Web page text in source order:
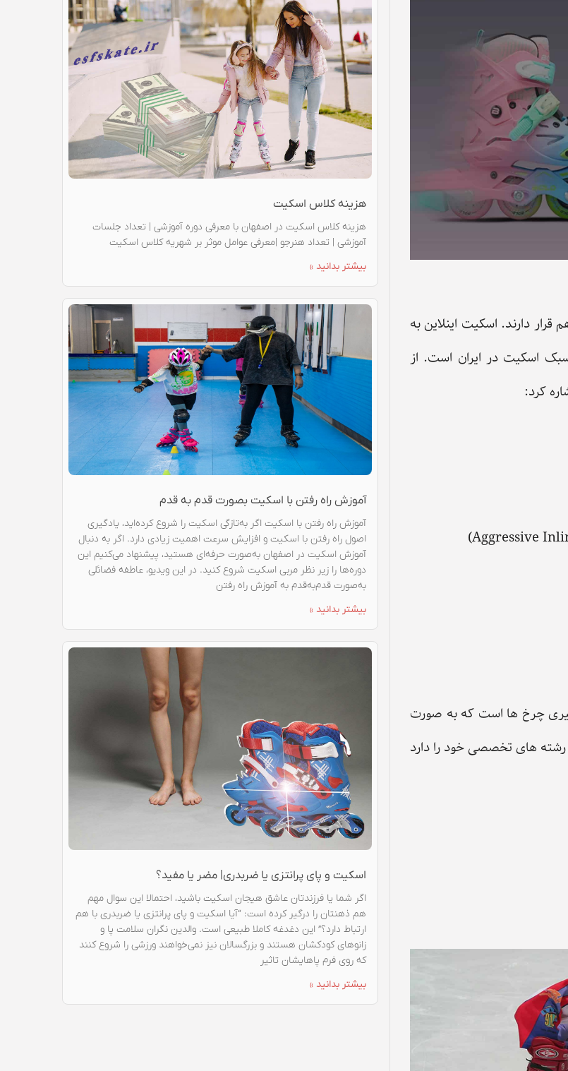
کاهش
کلیدهای
و
استفاده
کنید.دارند. اسکیت اینلاین به
اسکیت در ایران است. از
کرد:
چرخ‌ ها است که به صورت
های تخصصی خود را دارد
هزینه کلاس اسکیت
هزینه کلاس اسکیت در اصفهان با معرفی دوره آموزشی | تعداد جلسات
آموزشی | تعداد هنرجو |معرفی عوامل موثر بر شهریه کلاس اسکیت
بیشتر بدانید »
آموزش راه رفتن با اسکیت بصورت قدم به قدم
آموزش راه رفتن با اسکیت اگر به‌تازگی اسکیت را شروع کرده‌اید، یادگیری
اصول راه رفتن با اسکیت و افزایش سرعت اهمیت زیادی دارد. اگر به دنبال
آموزش اسکیت در اصفهان به‌صورت حرفه‌ای هستید، پیشنهاد می‌کنیم این
دوره‌ها را زیر نظر مربی اسکیت شروع کنید. در این ویدیو، عاطفه فضائلی
به‌صورت قدم‌به‌قدم به آموزش راه رفتن
بیشتر بدانید »
اسکیت و پای پرانتزی یا ضربدری| مضر یا مفید؟
اگر شما یا فرزندتان عاشق هیجان اسکیت باشید، احتمالا این سوال مهم
هم ذهنتان را درگیر کرده است: “آیا اسکیت و پای پرانتزی یا ضربدری با هم
ارتباط دارد؟” این دغدغه کاملا طبیعی است. والدین نگران سلامت پا و
زانوهای کودکشان هستند و بزرگسالان نیز نمی‌خواهند ورزشی را شروع کنند
که روی فرم پاهایشان تاثیر
بیشتر بدانید »